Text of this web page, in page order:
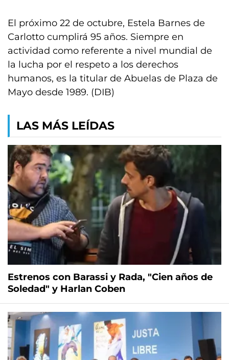
El próximo 22 de octubre, Estela Barnes de
Carlotto cumplirá 95 años. Siempre en
actividad como referente a nivel mundial de
la lucha por el respeto a los derechos
humanos, es la titular de Abuelas de Plaza de
Mayo desde 1989. (DIB)
LAS MÁS LEÍDAS
Estrenos con Barassi y Rada, "Cien años de
Soledad" y Harlan Coben